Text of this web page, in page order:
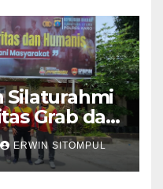
Silaturahmi
Grab dan
Jaga
HUT RI
ERWIN SITOMPUL